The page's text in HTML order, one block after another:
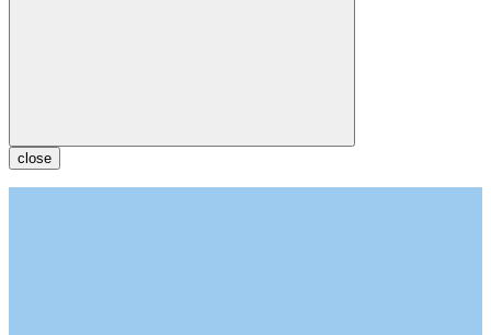
close